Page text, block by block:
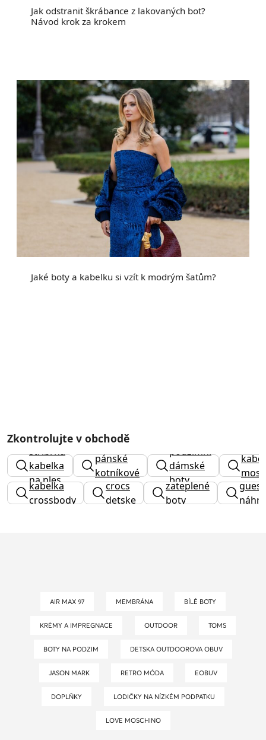
Jak odstranit škrábance z lakovaných bot?
Návod krok za krokem
Jaké boty a kabelku si vzít k modrým šatům?
Zkontrolujte v obchodě
stříbrná
kabelka
na ples
elegantní
pánské
kotníkové
boty
podzimní
dámské
boty
kabelka
crossbody
crocs
detske
zateplené
boty
guess
AIR MAX 97 MEMBRÁNA BÍLÉ BOTY
KRÉMY A IMPREGNACE OUTDOOR TOMS
BOTY NA PODZIM DETSKA OUTDOOROVA OBUV
JASON MARK RETRO MÓDA EOBUV
DOPLŇKY LODIČKY NA NÍZKÉM PODPATKU
LOVE MOSCHINO